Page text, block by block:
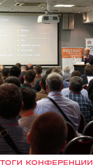
КОНФЕРЕНЦИИ